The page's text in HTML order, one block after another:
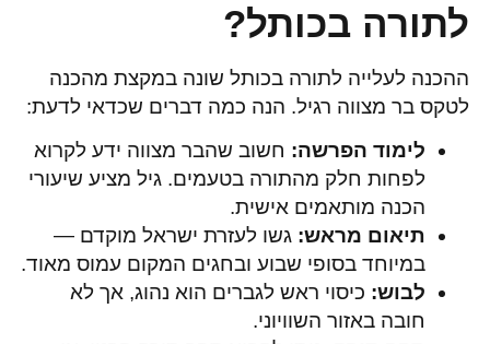
לתורה בכותל?
ההכנה לעלייה לתורה בכותל שונה במקצת מהכנה
לטקס בר מצווה רגיל. הנה כמה דברים שכדאי לדעת:
לימוד הפרשה: חשוב שהבר מצווה ידע לקרוא
לפחות חלק מהתורה בטעמים. גיל מציע שיעורי
הכנה מותאמים אישית.
תיאום מראש: גשו לעזרת ישראל מוקדם —
במיוחד בסופי שבוע ובחגים המקום עמוס מאוד.
לבוש: כיסוי ראש לגברים הוא נהוג, אך לא
חובה באזור השוויוני.